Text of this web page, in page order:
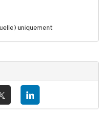
uniquement